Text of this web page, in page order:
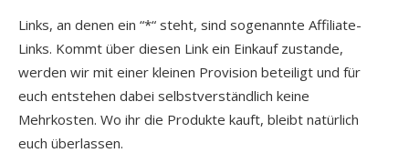
Links, an denen ein “*“ steht, sind sogenannte Affiliate-
Links. Kommt über diesen Link ein Einkauf zustande,
werden wir mit einer kleinen Provision beteiligt und für
euch entstehen dabei selbstverständlich keine
Mehrkosten. Wo ihr die Produkte kauft, bleibt natürlich
euch überlassen.